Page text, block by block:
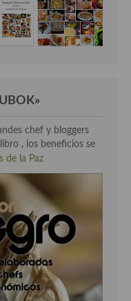
chef y bloggers
, los beneficios se
de la Paz